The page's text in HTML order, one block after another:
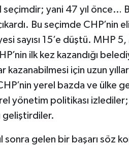
yani 47 yıl önce…
Bu seçimde CHP’nin
sayısı 15’e düştü. MHP 5,
ilk kez kazandığı
kazanabilmesi için uzun
yerel bazda ve ülke
yönetim politikası
geliştirdiler.
sonra gelen bir başarı söz